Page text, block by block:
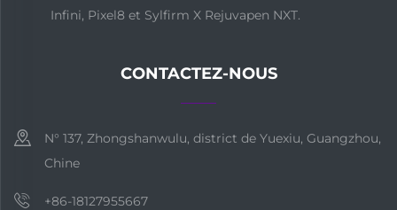
Infini, Pixel8 et Sylfirm X Rejuvapen NXT.
CONTACTEZ-NOUS
N° 137, Zhongshanwulu, district de Yuexiu, Guangzhou,
Chine
+86-18127955667